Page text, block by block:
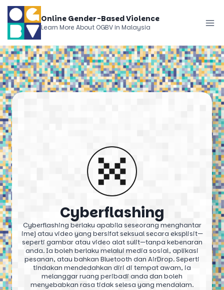
Skip
to
content
Online Gender-Based Violence
Learn More About OGBV in Malaysia
Cyberflashing
Cyberflashing berlaku apabila seseorang menghantar
imej atau video yang bersifat seksual secara eksplisit—
seperti gambar atau video alat sulit—tanpa kebenaran
anda. Ia boleh berlaku melalui media sosial, aplikasi
pesanan, atau bahkan Bluetooth dan AirDrop. Seperti
tindakan mendedahkan diri di tempat awam, ia
melanggar ruang peribadi anda dan boleh
menyebabkan rasa tidak selesa yang mendalam.